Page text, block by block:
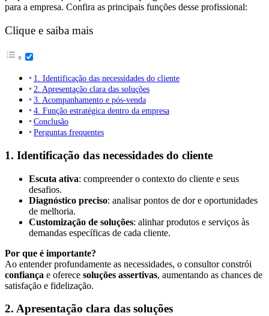
para a empresa. Confira as principais funções desse profissional:
Clique e saiba mais
1. Identificação das necessidades do cliente
2. Apresentação clara das soluções
3. Acompanhamento e pós-venda
4. Função estratégica dentro da empresa
Conclusão
Perguntas frequentes
1. Identificação das necessidades do cliente
Escuta ativa: compreender o contexto do cliente e seus
desafios.
Diagnóstico preciso: analisar pontos de dor e oportunidades
de melhoria.
Customização de soluções: alinhar produtos e serviços às
demandas específicas de cada cliente.
Por que é importante?
Ao entender profundamente as necessidades, o consultor constrói
confiança e oferece soluções assertivas, aumentando as chances de
satisfação e fidelização.
2. Apresentação clara das soluções